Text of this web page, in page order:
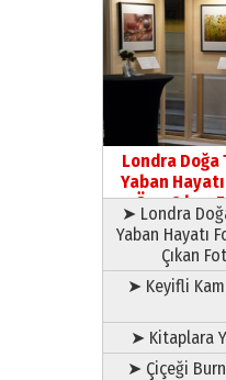
Londra Doğa
Yaban
Öne Çıkan
➤ Londra
Yaban Hayatı
Çıkan
➤ Keyifli
➤ Kitaplara
➤ Çiçeği